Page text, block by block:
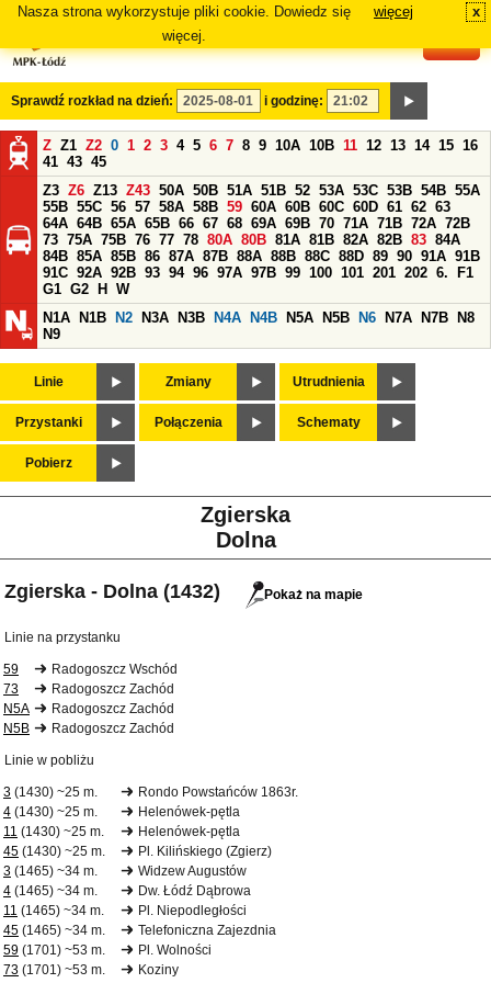
Nasza strona wykorzystuje pliki cookie. Dowiedz się
więcej.
więcej x
Sprawdź rozkład na dzień: i godzinę:
Z Z1 Z2 0 1 2 3 4 5 6 7 8 9 10A 10B 11 12 13 14 15 16
41 43 45
Z3 Z6 Z13 Z43 50A 50B 51A 51B 52 53A 53C 53B 54B 55A
55B 55C 56 57 58A 58B 59 60A 60B 60C 60D 61 62 63
64A 64B 65A 65B 66 67 68 69A 69B 70 71A 71B 72A 72B
73 75A 75B 76 77 78 80A 80B 81A 81B 82A 82B 83 84A
84B 85A 85B 86 87A 87B 88A 88B 88C 88D 89 90 91A 91B
91C 92A 92B 93 94 96 97A 97B 99 100 101 201 202 6.
F1
G1 G2 H
W
N1A
N1B N2 N3A N3B N4A N4B N5A N5B N6 N7A N7B
N8
N9
Linie Zmiany Utrudnienia
Przystanki Połączenia Schematy
Pobierz
Zgierska
Dolna
Zgierska - Dolna (1432) Pokaż na mapie
Linie na przystanku
59
Radogoszcz Wschód
73
Radogoszcz Zachód
N5A
Radogoszcz Zachód
N5B
Radogoszcz Zachód
Linie w pobliżu
3 (1430) ~25 m.
Rondo Powstańców 1863r.
4 (1430) ~25 m.
Helenówek-pętla
11 (1430) ~25 m.
Helenówek-pętla
45 (1430) ~25 m.
Pl. Kilińskiego (Zgierz)
3 (1465) ~34 m.
Widzew Augustów
4 (1465) ~34 m.
Dw. Łódź Dąbrowa
11 (1465) ~34 m.
Pl. Niepodległości
45 (1465) ~34 m.
Telefoniczna Zajezdnia
59 (1701) ~53 m.
Pl. Wolności
73 (1701) ~53 m.
Koziny